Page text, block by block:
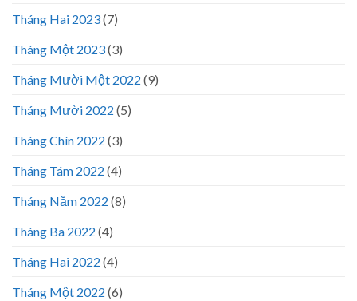
Tháng Hai 2023(7)
Tháng Một 2023(3)
Tháng Mười Một 2022 (9)
Tháng Mười 2022 (5)
Tháng Chín 2022 (3)
Tháng Tám 2022 (4)
Tháng Năm 2022 (8)
Tháng Ba 2022 (4)
Tháng Hai 2022 (4)
Tháng Một 2022 (6)